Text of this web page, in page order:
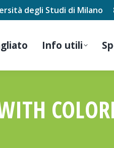
degli Studi di Milano
Info utili